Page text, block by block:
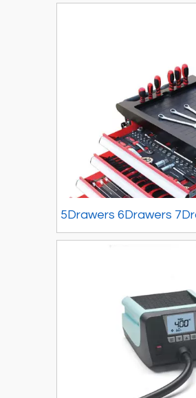
5Drawers 6Drawers
инструментов из